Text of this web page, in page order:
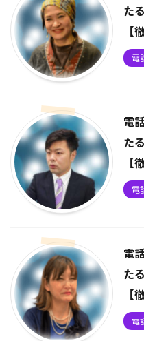
た
【
電
電
た
【
電
電
た
【
電